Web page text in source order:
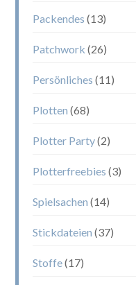
Packendes (13)
Patchwork (26)
Persönliches (11)
Plotten (68)
Plotter Party(2)
Plotterfreebies (3)
Spielsachen (14)
Stickdateien (37)
Stoffe(17)